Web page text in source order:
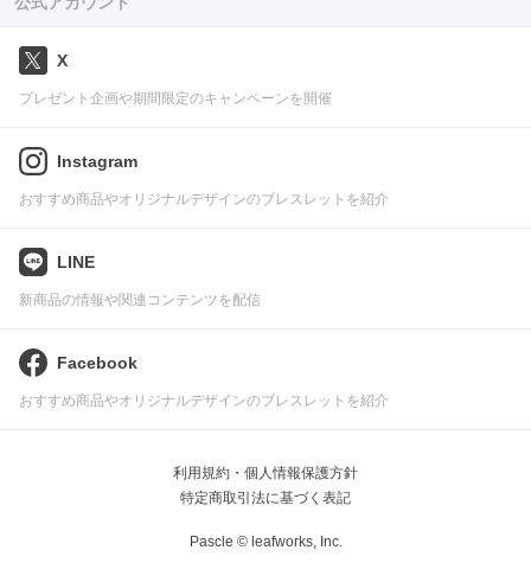
X
プレゼント企画や期間限定のキャンペーンを開催
Instagram
おすすめ商品やオリジナルデザインのブレスレットを紹介
LINE
新商品の情報や関連コンテンツを配信
Facebook
おすすめ商品やオリジナルデザインのブレスレットを紹介
利用規約・個人情報保護方針
特定商取引法に基づく表記
Pascle © leafworks, Inc.